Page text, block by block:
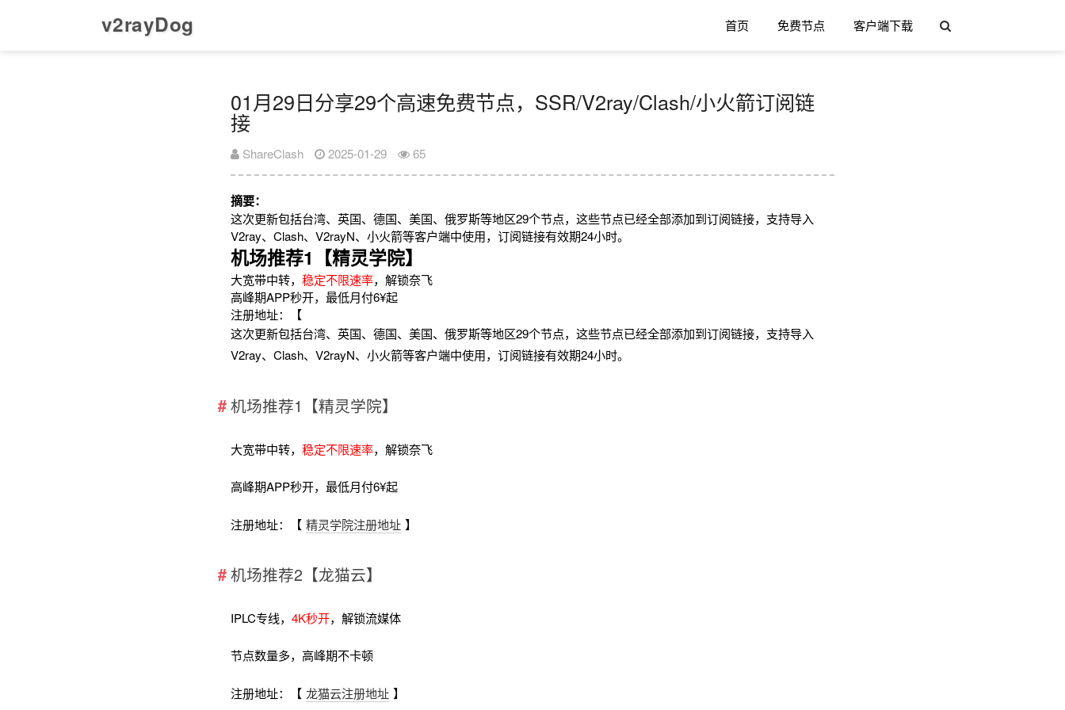
v2rayDog 首页 免费节点 客户端下载
01月29日分享29个高速免费节点，SSR/V2ray/Clash/小火箭订阅链
接
ShareClash 2025-01-29 65
摘要：
这次更新包括台湾、英国、德国、美国、俄罗斯等地区29个节点，这些节点已经全部添加到订阅链接，支持导入
V2ray、Clash、V2rayN、小火箭等客户端中使用，订阅链接有效期24小时。
机场推荐1【精灵学院】
大宽带中转，稳定不限速率，解锁奈飞
高峰期APP秒开，最低月付6¥起
注册地址：【
这次更新包括台湾、英国、德国、美国、俄罗斯等地区29个节点，这些节点已经全部添加到订阅链接，支持导入
V2ray、Clash、V2rayN、小火箭等客户端中使用，订阅链接有效期24小时。
机场推荐1【精灵学院】
大宽带中转，稳定不限速率，解锁奈飞
高峰期APP秒开，最低月付6¥起
注册地址：【 精灵学院注册地址 】
机场推荐2【龙猫云】
IPLC专线，4K秒开，解锁流媒体
节点数量多，高峰期不卡顿
注册地址：【 龙猫云注册地址 】